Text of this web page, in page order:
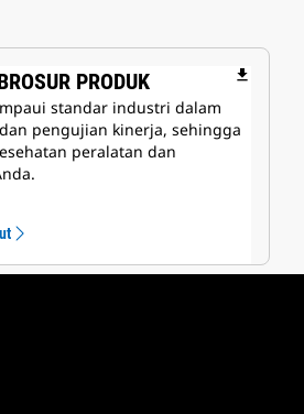
PRODUK file_download
standar industri dalam
pengujian kinerja, sehingga
peralatan dan